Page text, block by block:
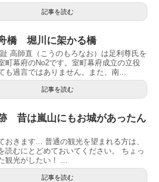
記事を読む
橋 堀川に架かる橋
高師直（こうのもろなお）は足利尊氏を
町幕府のNo2です。室町幕府成立の立役
も過言ではありません。また、南...
記事を読む
昔は嵐山にもお城があったん
おきます... 普通の観光を望まれる方は、
読むにとどめておいてください。 ちょっ
観光がしたい！ ...
記事を読む